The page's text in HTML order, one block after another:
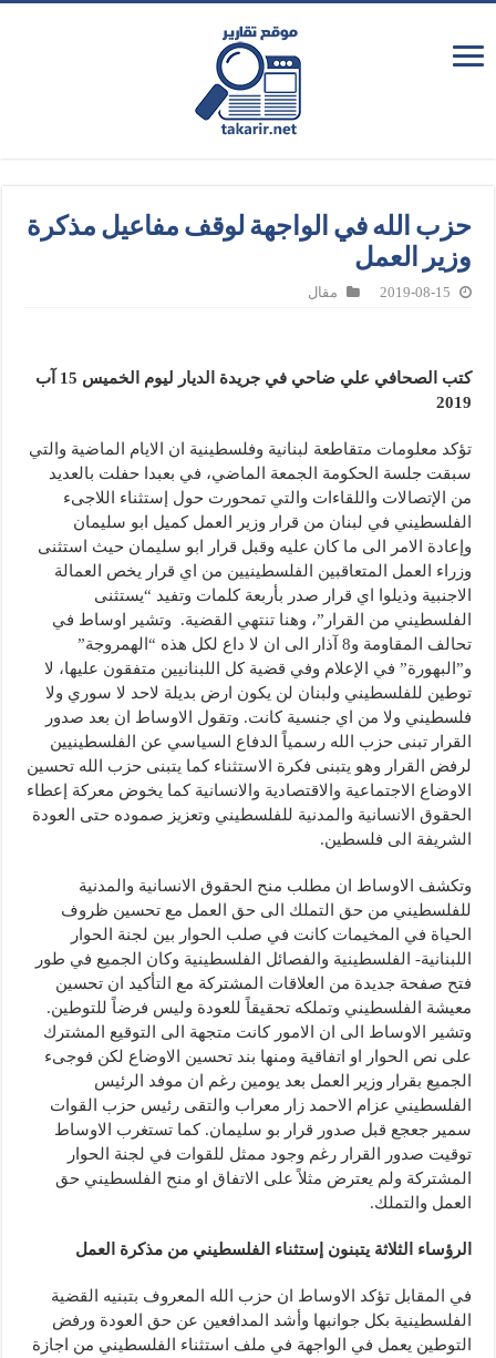
حزب الله في الواجهة لوقف مفاعيل مذكرة
وزير العمل
2019-08-15 مقال
كتب الصحافي علي ضاحي في جريدة الديار ليوم الخميس 15 آب
2019
تؤكد معلومات متقاطعة لبنانية وفلسطينية ان الايام الماضية والتي
سبقت جلسة الحكومة الجمعة الماضي، في بعبدا حفلت بالعديد
من الإتصالات واللقاءات والتي تمحورت حول إستثناء اللاجىء
الفلسطيني في لبنان من قرار وزير العمل كميل ابو سليمان
وإعادة الامر الى ما كان عليه وقبل قرار ابو سليمان حيث استثنى
وزراء العمل المتعاقبين الفلسطينيين من اي قرار يخص العمالة
الاجنبية وذيلوا اي قرار صدر بأربعة كلمات وتفيد “يستثنى
الفلسطيني من القرار”، وهنا تنتهي القضية. وتشير اوساط في
تحالف المقاومة و8 آذار الى ان لا داع لكل هذه “الهمروجة”
و”البهورة” في الإعلام وفي قضية كل اللبنانيين متفقون عليها، لا
توطين للفلسطيني ولبنان لن يكون ارض بديلة لاحد لا سوري ولا
فلسطيني ولا من اي جنسية كانت. وتقول الاوساط ان بعد صدور
القرار تبنى حزب الله رسمياً الدفاع السياسي عن الفلسطينيين
لرفض القرار وهو يتبنى فكرة الاستثناء كما يتبنى حزب الله تحسين
الاوضاع الاجتماعية والاقتصادية والانسانية كما يخوض معركة إعطاء
الحقوق الانسانية والمدنية للفلسطيني وتعزيز صموده حتى العودة
الشريفة الى فلسطين.
وتكشف الاوساط ان مطلب منح الحقوق الانسانية والمدنية
للفلسطيني من حق التملك الى حق العمل مع تحسين ظروف
الحياة في المخيمات كانت في صلب الحوار بين لجنة الحوار
اللبنانية- الفلسطينية والفصائل الفلسطينية وكان الجميع في طور
فتح صفحة جديدة من العلاقات المشتركة مع التأكيد ان تحسين
معيشة الفلسطيني وتملكه تحقيقاً للعودة وليس فرضاً للتوطين.
وتشير الاوساط الى ان الامور كانت متجهة الى التوقيع المشترك
على نص الحوار او اتفاقية ومنها بند تحسين الاوضاع لكن فوجىء
الجميع بقرار وزير العمل بعد يومين رغم ان موفد الرئيس
الفلسطيني عزام الاحمد زار معراب والتقى رئيس حزب القوات
سمير جعجع قبل صدور قرار بو سليمان. كما تستغرب الاوساط
توقيت صدور القرار رغم وجود ممثل للقوات في لجنة الحوار
المشتركة ولم يعترض مثلاً على الاتفاق او منح الفلسطيني حق
العمل والتملك.
الرؤساء الثلاثة يتبنون إستثناء الفلسطيني من مذكرة العمل
في المقابل تؤكد الاوساط ان حزب الله المعروف بتبنيه القضية
الفلسطينية بكل جوانبها وأشد المدافعين عن حق العودة ورفض
التوطين يعمل في الواجهة في ملف استثناء الفلسطيني من اجازة